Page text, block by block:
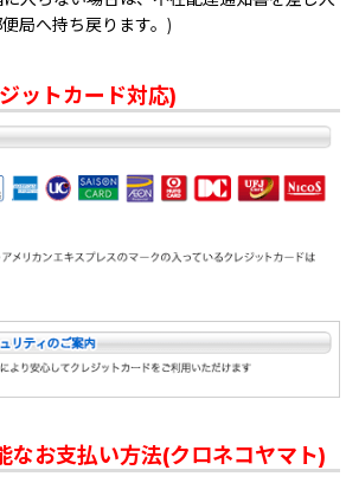
局へ持ち戻ります。)
ットカード対応)
なお支払い方法(クロネコヤマト)